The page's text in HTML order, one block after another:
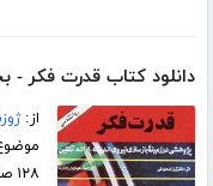
دانلود کتاب قدرت فکر
از:
۱۲۸ صفحه